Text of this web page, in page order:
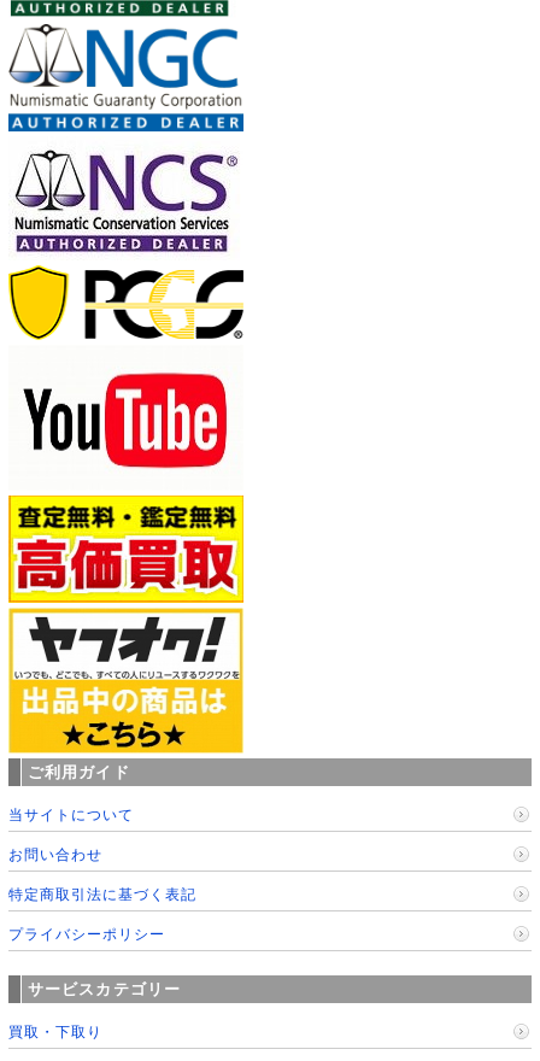
ご利用ガイド
当サイトについて
お問い合わせ
特定商取引法に基づく表記
プライバシーポリシー
サービスカテゴリー
買取・下取り